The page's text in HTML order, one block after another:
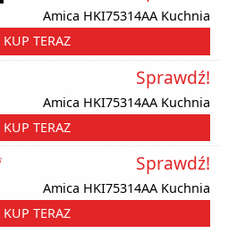
Amica HKI75314AA Kuchnia
KUP TERAZ
Amica HKI75314AA Kuchnia
Sprawdź!
KUP TERAZ
Amica HKI75314AA Kuchnia
Sprawdź!
KUP TERAZ